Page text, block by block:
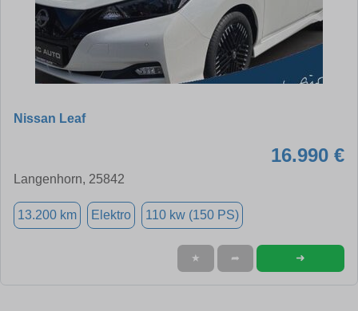
Nissan Leaf
16.990 €
Langenhorn, 25842
13.200 km Elektro 110 kw (150 PS)
★ ➦ ➜